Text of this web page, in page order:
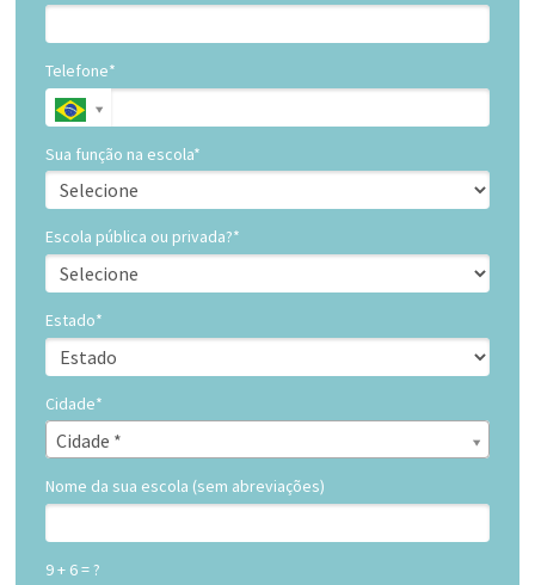
Telefone*
Sua função na escola*
Escola pública ou privada?*
Estado*
Cidade*
Cidade *
Cidade*
Nome da sua escola (sem abreviações)
9 + 6 = ?